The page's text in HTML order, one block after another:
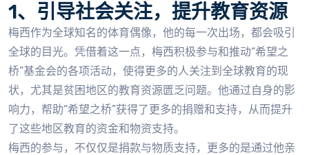
1、引导社会关注，提升教育资源
梅西作为全球知名的体育偶像，他的每一次出场，都会吸引
全球的目光。凭借着这一点，梅西积极参与和推动“希望之
桥”基金会的各项活动，使得更多的人关注到全球教育的现
状，尤其是贫困地区的教育资源匮乏问题。他通过自身的影
响力，帮助“希望之桥”获得了更多的捐赠和支持，从而提升
了这些地区教育的资金和物资支持。
梅西的参与，不仅仅是捐款与物质支持，更多的是通过他亲